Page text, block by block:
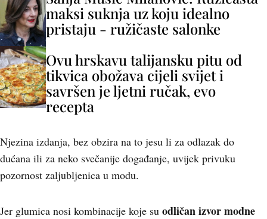
maksi suknja uz koju idealno
pristaju - ružičaste salonke
Ovu hrskavu talijansku pitu od
tikvica obožava cijeli svijet i
savršen je ljetni ručak, evo
recepta
Njezina izdanja, bez obzira na to jesu li za odlazak do
dućana ili za neko svečanije događanje, uvijek privuku
pozornost zaljubljenica u modu.
Jer glumica nosi kombinacije koje su odličan izvor modne